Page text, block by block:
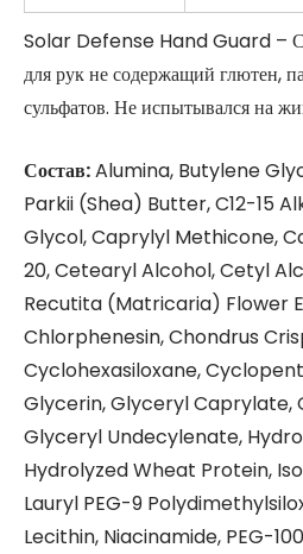
Solar Defense Hand Guard –
для рук не содержащий глютен,
сульфатов. Не испытывался на
Состав:Alumina, Butylene
Parkii (Shea) Butter, C12-15
Glycol, Caprylyl Methicone,
20, Cetearyl Alcohol, Cetyl
Recutita (Matricaria) Flower
Chlorphenesin, Chondrus
Cyclohexasiloxane,
Glycerin, Glyceryl Caprylate,
Glyceryl Undecylenate,
Hydrolyzed Wheat Protein,
Lauryl PEG-9
Lecithin, Niacinamide, PEG-